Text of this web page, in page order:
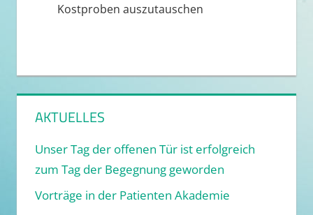
Kostproben auszutauschen
AKTUELLES
Unser Tag der offenen Tür ist erfolgreich
zum Tag der Begegnung geworden
Vorträge in der Patienten Akademie